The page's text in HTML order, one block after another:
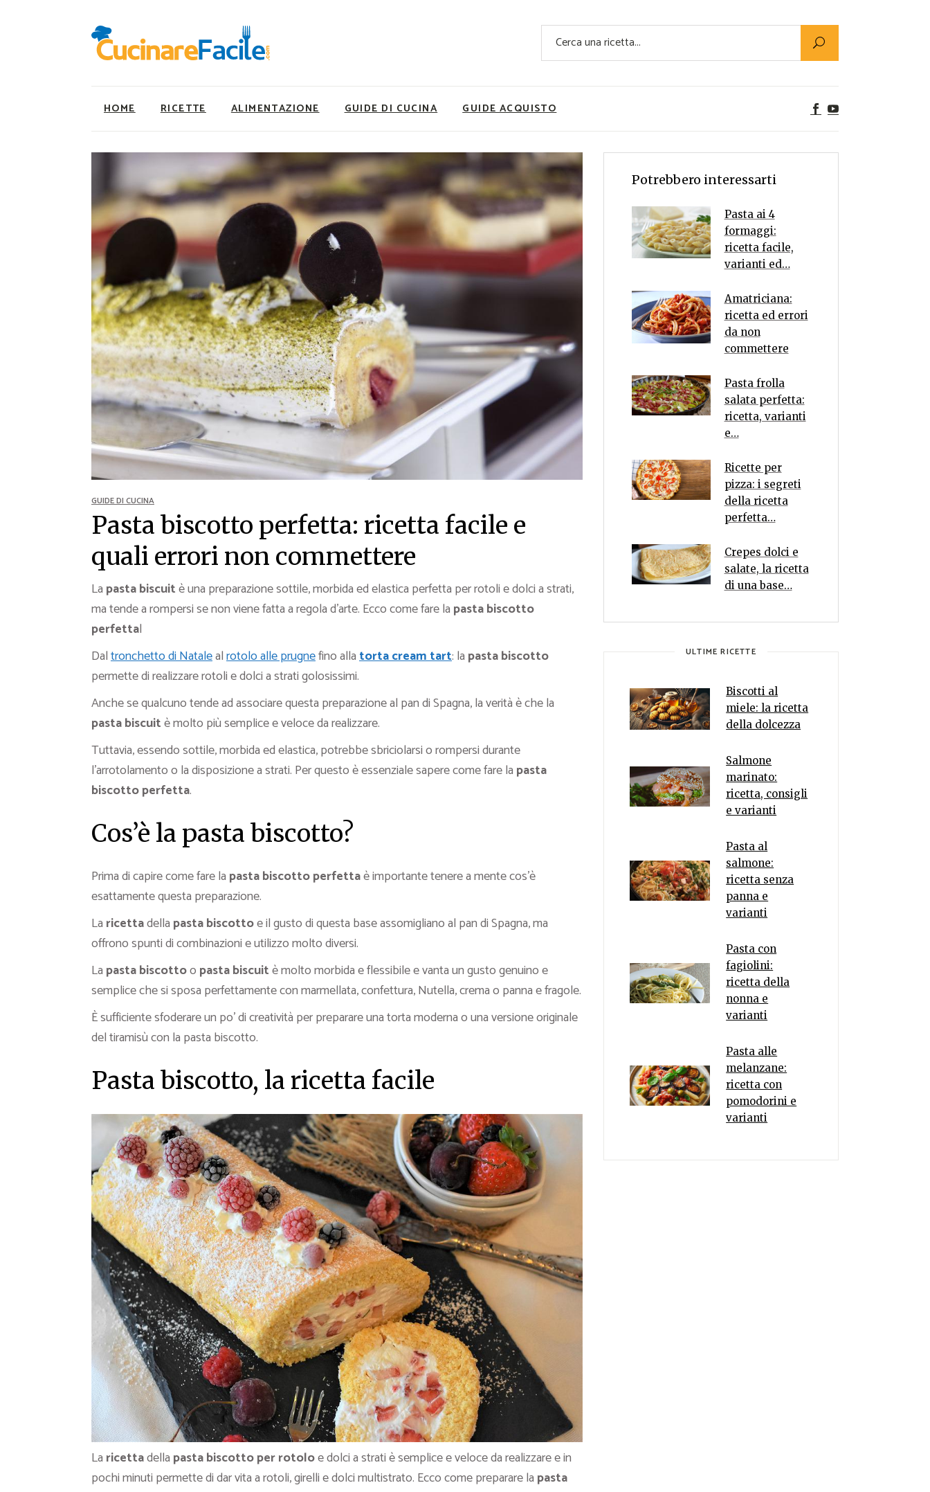
Cerca
HOME RICETTE
Ricette Facili e Veloci
Ricette Primi Piatti
Ricette Antipasti
Ricette Dolci
Ricette Carne
Ricette Secondi
Ricette Pizze e Rustici
Ricette Contorni
Ricette Piatti unici
Ricette Pesce
Video Ricette
Ricette per Ingrediente
ALIMENTAZIONE
Utility
Super Alimenti
Nutrizionista a tavola
Ricette Vegetariane
Ricette Vegane
Rumors
GUIDE DI CUCINA GUIDE ACQUISTO
Ricette Facili e Veloci
Ricette Primi Piatti
Ricette Dolci
Ricette Carne
Ricette Secondi
Ricette Pizze e Rustici
Ricette Piatti unici
Ricette Pesce
Video Ricette
Ricette per Ingrediente
Utility
Super Alimenti
Ricette Vegetariane
Rumors
GUIDE DI CUCINA
Pasta biscotto perfetta: ricetta facile e
quali errori non commettere
La pasta biscuitè una preparazione sottile, morbida ed elastica perfetta per rotoli e dolci a strati,
ma tende a rompersi se non viene fatta a regola d’arte. Ecco come fare la pasta biscotto
perfetta|
Daltronchetto di Natalealrotolo alle prugnefino allatorta cream tart: la pasta biscotto
permette di realizzare rotoli e dolci a strati golosissimi.
Anche se qualcuno tende ad associare questa preparazione al pan di Spagna, la verità è che la
pasta biscuitè molto più semplice e veloce da realizzare.
Tuttavia, essendo sottile, morbida ed elastica, potrebbe sbriciolarsi o rompersi durante
l’arrotolamento o la disposizione a strati. Per questo è essenziale sapere come fare la pasta
biscottoperfetta.
Cos’è la pasta biscotto?
Prima di capire come fare la pasta biscotto perfettaè importante tenere a mente cos’è
esattamente questa preparazione.
La ricettadella pasta biscottoe il gusto di questa base assomigliano al pan di Spagna, ma
offrono spunti di combinazioni e utilizzo molto diversi.
La pasta biscottoo pasta biscuitè molto morbida e flessibile e vanta un gusto genuino e
semplice che si sposa perfettamente con marmellata, confettura, Nutella, crema o panna e fragole.
È sufficiente sfoderare un po’ di creatività per preparare una torta moderna o una versione originale
del tiramisù con la pasta biscotto.
Pasta biscotto, la ricetta facile
La ricettadella pasta biscotto per rotoloe dolci a strati è semplice e veloce da realizzare e in
pochi minuti permette di dar vita a rotoli, girelli e dolci multistrato. Ecco come preparare la pasta
Potrebbero interessarti
Pasta ai 4
formaggi:
ricetta facile,
varianti ed…
Amatriciana:
ricetta ed errori
da non
commettere
Pasta frolla
salata perfetta:
ricetta, varianti
e…
Ricette per
pizza: i segreti
della ricetta
perfetta…
Crepes dolci e
salate, la ricetta
di una base…
ULTIME RICETTE
Biscotti al
miele: la ricetta
della dolcezza
Salmone
marinato:
ricetta, consigli
e varianti
Pasta al
salmone:
ricetta senza
panna e
varianti
Pasta con
fagiolini:
ricetta della
nonna e
varianti
Pasta alle
melanzane:
ricetta con
pomodorini e
varianti